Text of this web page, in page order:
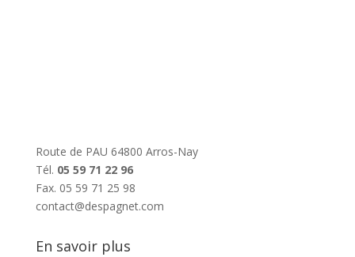
Route de PAU 64800 Arros-Nay
Tél. 05 59 71 22 96
Fax. 05 59 71 25 98
contact@despagnet.com
En savoir plus